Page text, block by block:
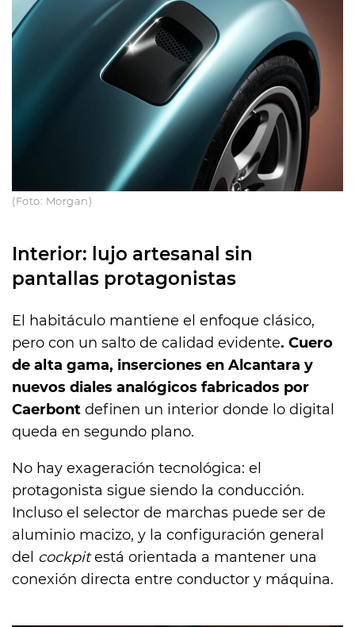
(Foto: Morgan)
Interior: lujo artesanal sin
pantallas protagonistas
El habitáculo mantiene el enfoque clásico,
pero con un salto de calidad evidente. Cuero
de alta gama, inserciones en Alcantara y
nuevos diales analógicos fabricados por
Caerbont definen un interior donde lo digital
queda en segundo plano.
No hay exageración tecnológica: el
protagonista sigue siendo la conducción.
Incluso el selector de marchas puede ser de
aluminio macizo, y la configuración general
del cockpitestá orientada a mantener una
conexión directa entre conductor y máquina.